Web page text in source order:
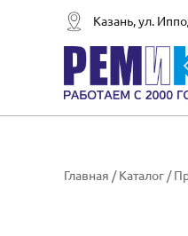
Казань, ул.
Главная /Каталог /